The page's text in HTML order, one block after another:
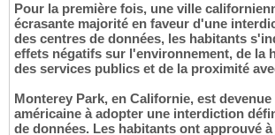
Pour la première fois, une ville
écrasante majorité en faveur d'une
des centres de données, les habitants
effets négatifs sur l'environnement, de la
des services publics et de la proximité
Monterey Park, en Californie, est
américaine à adopter une interdiction
de données. Les habitants ont approuvé